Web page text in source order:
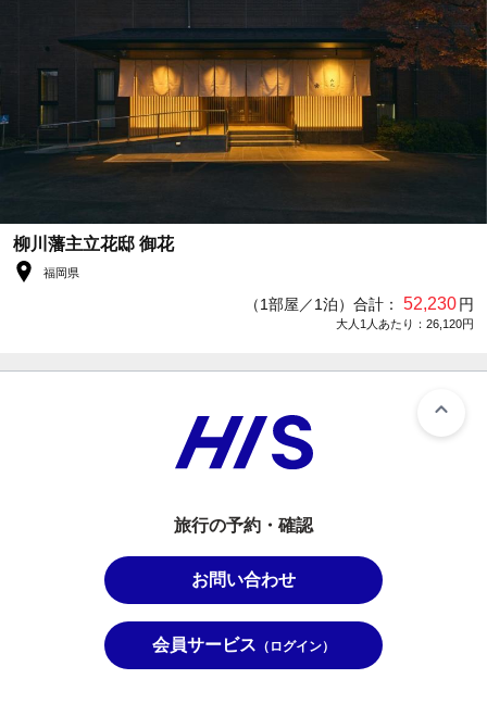
柳川藩主立花邸 御花
福岡県
（1部屋／1泊）合計： 52,230円
大人1人あたり：26,120円
旅行の予約・確認
お問い合わせ
会員サービス （ログイン）